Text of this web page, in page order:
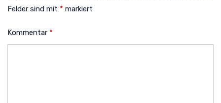
Felder sind mit * markiert
Kommentar *